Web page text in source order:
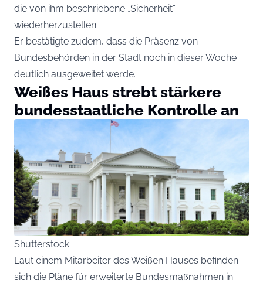
die von ihm beschriebene „Sicherheit“
wiederherzustellen.
Er bestätigte zudem, dass die Präsenz von
Bundesbehörden in der Stadt noch in dieser Woche
deutlich ausgeweitet werde.
Weißes Haus strebt stärkere
bundesstaatliche Kontrolle an
Shutterstock
Laut einem Mitarbeiter des Weißen Hauses befinden
sich die Pläne für erweiterte Bundesmaßnahmen in